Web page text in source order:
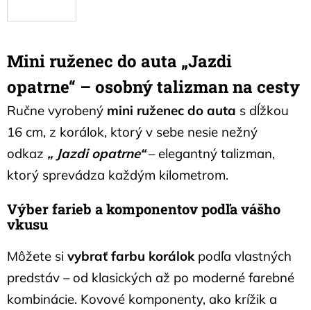
Mini ruženec do auta „Jazdi
opatrne“ – osobný talizman na cesty
Ručne vyrobený mini ruženec do auta s dĺžkou
16 cm, z korálok, ktorý v sebe nesie nežný
odkaz „ Jazdi opatrne“– elegantný talizman,
ktorý sprevádza každým kilometrom.
Výber farieb a komponentov podľa vášho
vkusu
Môžete si vybrať farbu korálok podľa vlastných
predstáv – od klasických až po moderné farebné
kombinácie. Kovové komponenty, ako krížik a